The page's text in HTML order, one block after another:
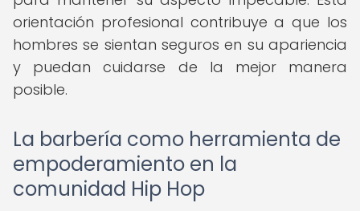
orientación profesional contribuye a que los
hombres se sientan seguros en su apariencia
y puedan cuidarse de la mejor manera
posible.
La barbería como herramienta de
empoderamiento en la
comunidad Hip Hop